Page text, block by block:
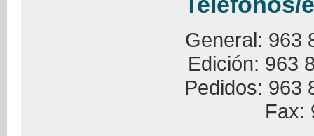
General: 963
Edición: 963
Pedidos: 963
Fax: